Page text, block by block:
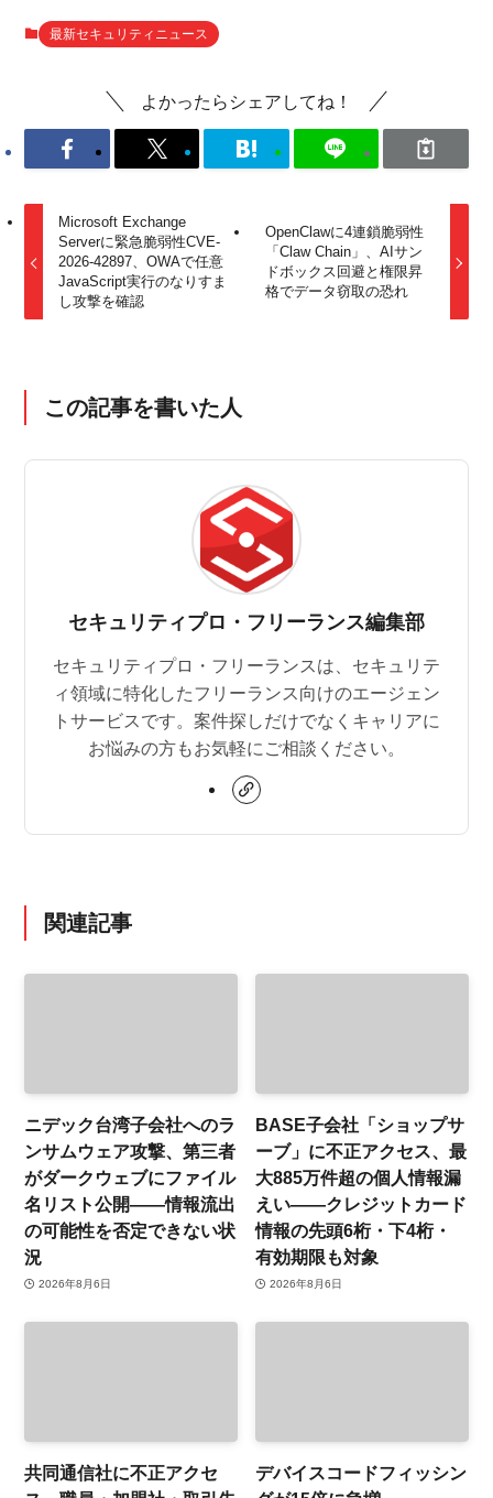
最新セキュリティニュース
よかったらシェアしてね！
Microsoft Exchange
Serverに緊急脆弱性CVE-
2026-42897、OWAで任意
JavaScript実行のなりすま
し攻撃を確認
OpenClawに4連鎖脆弱性
「Claw Chain」、AIサン
ドボックス回避と権限昇
格でデータ窃取の恐れ
この記事を書いた人
セキュリティプロ・フリーランス編集部
セキュリティプロ・フリーランスは、セキュリテ
ィ領域に特化したフリーランス向けのエージェン
トサービスです。案件探しだけでなくキャリアに
お悩みの方もお気軽にご相談ください。
関連記事
ニデック台湾子会社へのラ
ンサムウェア攻撃、第三者
がダークウェブにファイル
名リスト公開——情報流出
の可能性を否定できない状
況
2026年8月6日
BASE子会社「ショップサ
ーブ」に不正アクセス、最
大885万件超の個人情報漏
えい——クレジットカード
情報の先頭6桁・下4桁・
有効期限も対象
2026年8月6日
共同通信社に不正アクセ
デバイスコードフィッシン